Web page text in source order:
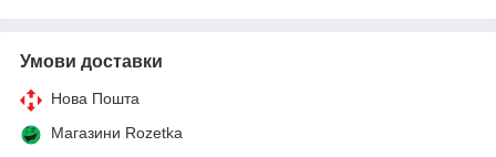
Умови доставки
Нова Пошта
Магазини Rozetka